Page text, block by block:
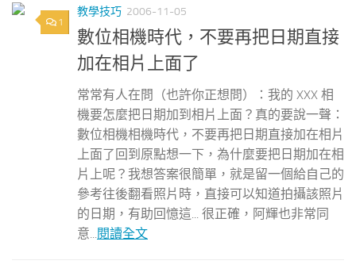
1
教學技巧 2006-11-05
數位相機時代，不要再把日期直接
加在相片上面了
常常有人在問（也許你正想問）：我的 XXX 相
機要怎麼把日期加到相片上面？真的要說一聲：
數位相機相機時代，不要再把日期直接加在相片
上面了回到原點想一下，為什麼要把日期加在相
片上呢？我想答案很簡單，就是留一個給自己的
參考往後翻看照片時，直接可以知道拍攝該照片
的日期，有助回憶這... 很正確，阿輝也非常同
意...閱讀全文